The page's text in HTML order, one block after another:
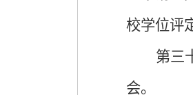
校学位评
第三
会。